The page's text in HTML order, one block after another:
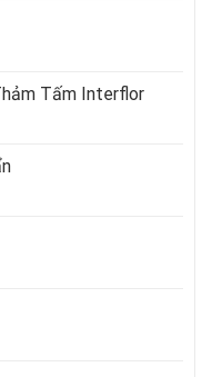
Tấm Interflor